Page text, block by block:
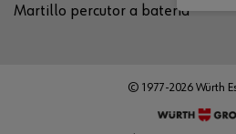
Martillo percutor a batería
© 1977-2026 Würth